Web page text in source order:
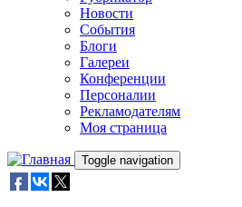
Новости
События
Блоги
Галереи
Конференции
Персоналии
Рекламодателям
Моя страница
Toggle navigation